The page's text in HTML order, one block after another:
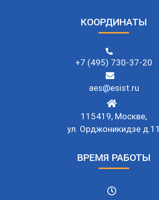
КООРДИНАТЫ
+7 (495) 730-37-20
aes@esist.ru
115419, Москве,
ул. Орджоникидзе д.11
ВРЕМЯ РАБОТЫ